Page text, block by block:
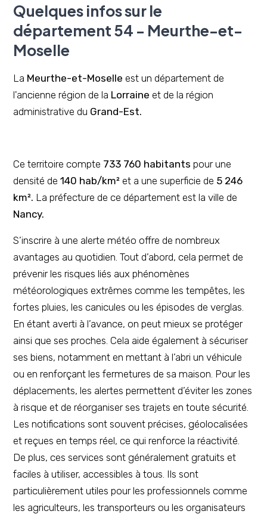
Quelques infos sur le
département 54 - Meurthe-et-
Moselle
La Meurthe-et-Moselle est un département de
l'ancienne région de la Lorraine et de la région
administrative du Grand-Est.
Ce territoire compte 733 760 habitants pour une
densité de 140 hab/km² et a une superficie de 5 246
km². La préfecture de ce département est la ville de
Nancy.
S’inscrire à une alerte météo offre de nombreux
avantages au quotidien. Tout d’abord, cela permet de
prévenir les risques liés aux phénomènes
météorologiques extrêmes comme les tempêtes, les
fortes pluies, les canicules ou les épisodes de verglas.
En étant averti à l’avance, on peut mieux se protéger
ainsi que ses proches. Cela aide également à sécuriser
ses biens, notamment en mettant à l’abri un véhicule
ou en renforçant les fermetures de sa maison. Pour les
déplacements, les alertes permettent d’éviter les zones
à risque et de réorganiser ses trajets en toute sécurité.
Les notifications sont souvent précises, géolocalisées
et reçues en temps réel, ce qui renforce la réactivité.
De plus, ces services sont généralement gratuits et
faciles à utiliser, accessibles à tous. Ils sont
particulièrement utiles pour les professionnels comme
les agriculteurs, les transporteurs ou les organisateurs